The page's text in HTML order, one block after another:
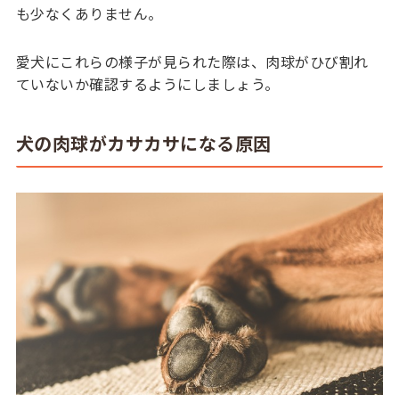
も少なくありません。
愛犬にこれらの様子が見られた際は、肉球がひび割れ
ていないか確認するようにしましょう。
犬の肉球がカサカサになる原因